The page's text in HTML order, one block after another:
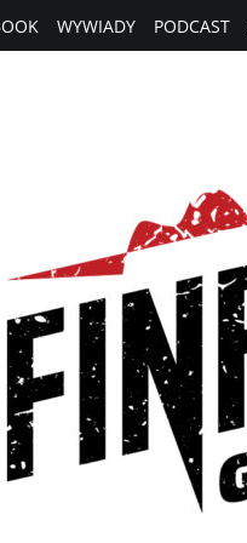
WYWIADY PODCAST